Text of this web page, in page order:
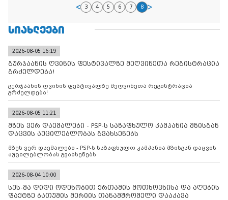
3 4 5 6 7 8
ᲡᲘᲐᲮᲚᲔᲔᲑᲘ
2026-08-05 16:19
გურჯაანის ღვინის ფესტივალზე მეღვინეთა რეგისტრაცია
გრძელდება!
გურჯაანის ღვინის ფესტივალზე მეღვინეთა რეგისტრაცია
გრძელდება!
2026-08-05 11:21
მზეს ვერ დაემალები - PSP-ს საზაფხულო კამპანია მზისგან
დაცვის აუცილებლობას გვახსენებს
მზეს ვერ დაემალები - PSP-ს საზაფხულო კამპანია მზისგან დაცვის
აუცილებლობას გვახსენებს
2026-08-04 10:00
სუს-მა დიდი ოდენობით ქრთამის მოთხოვნისა და აღების
ფაქტზე ბათუმის მერიის თანამშრომელი დააკავა